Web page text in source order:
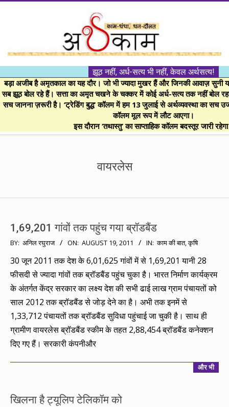
।।
अर्थकाम।।
BE
FINANCIALLY
झूठ नहीं, अर्ध-सत्य भी नहीं, केवल अर्थसत्य!
बड़ा अजीब है अमृतकाल का यह दौर। जो भी ज्यादा मुखर हैं और जिनकी आवाज़ सुनी
सब झूठ बोल रहे हैं। सत्ता का अमृत चखने के चक्कर में कोई अर्ध-सत्य तक नहीं बोल
सच जानना ज़रूरी है। ‘ट्रेडिंग बुद्ध’ कॉलम में हम 13 जुलाई से अर्थव्यवस्था का सच
कॉलम मूल रूप में लौट आएगा।
इस दौरान ‘तथास्तु’ का साप्ताहिक कॉलम बदस्तूर जारी
वायरलेस
1,69,201 गांवों तक पहुंच गया ब्रॉडबैंड
2011-
08-
19
BY: अनिल रघुराज ON: AUGUST 19, 2011 IN: काम की बात,कृषि
30 जून 2011 तक देश के 6,01,625 गांवों में से 1,69,201 यानी 28
फीसदी से ज्यादा गांवों तक ब्रॉडबैंड पहुंच चुका है। भारत निर्माण कार्यक्रम
के अंतर्गत केंद्र सरकार का लक्ष्य देश की सभी ढाई लाख ग्राम पंचायतों को
साल 2012 तक ब्रॉडबैंड से जोड़ देने का है। अभी तक इनमें से
1,33,712 पंचायतों तक ब्रॉडबैंड सुविधा पहुंचाई जा चुकी है। साथ ही
ग्रामीण वायरलेस ब्रॉडबैंड स्कीम के तहत 2,88,454 ब्रॉडबैंड कनेक्शन
दिए गए हैं। सरकारी कंपनीऔर
और भी
खिलना है ट्यूलिप टेलिकॉम को